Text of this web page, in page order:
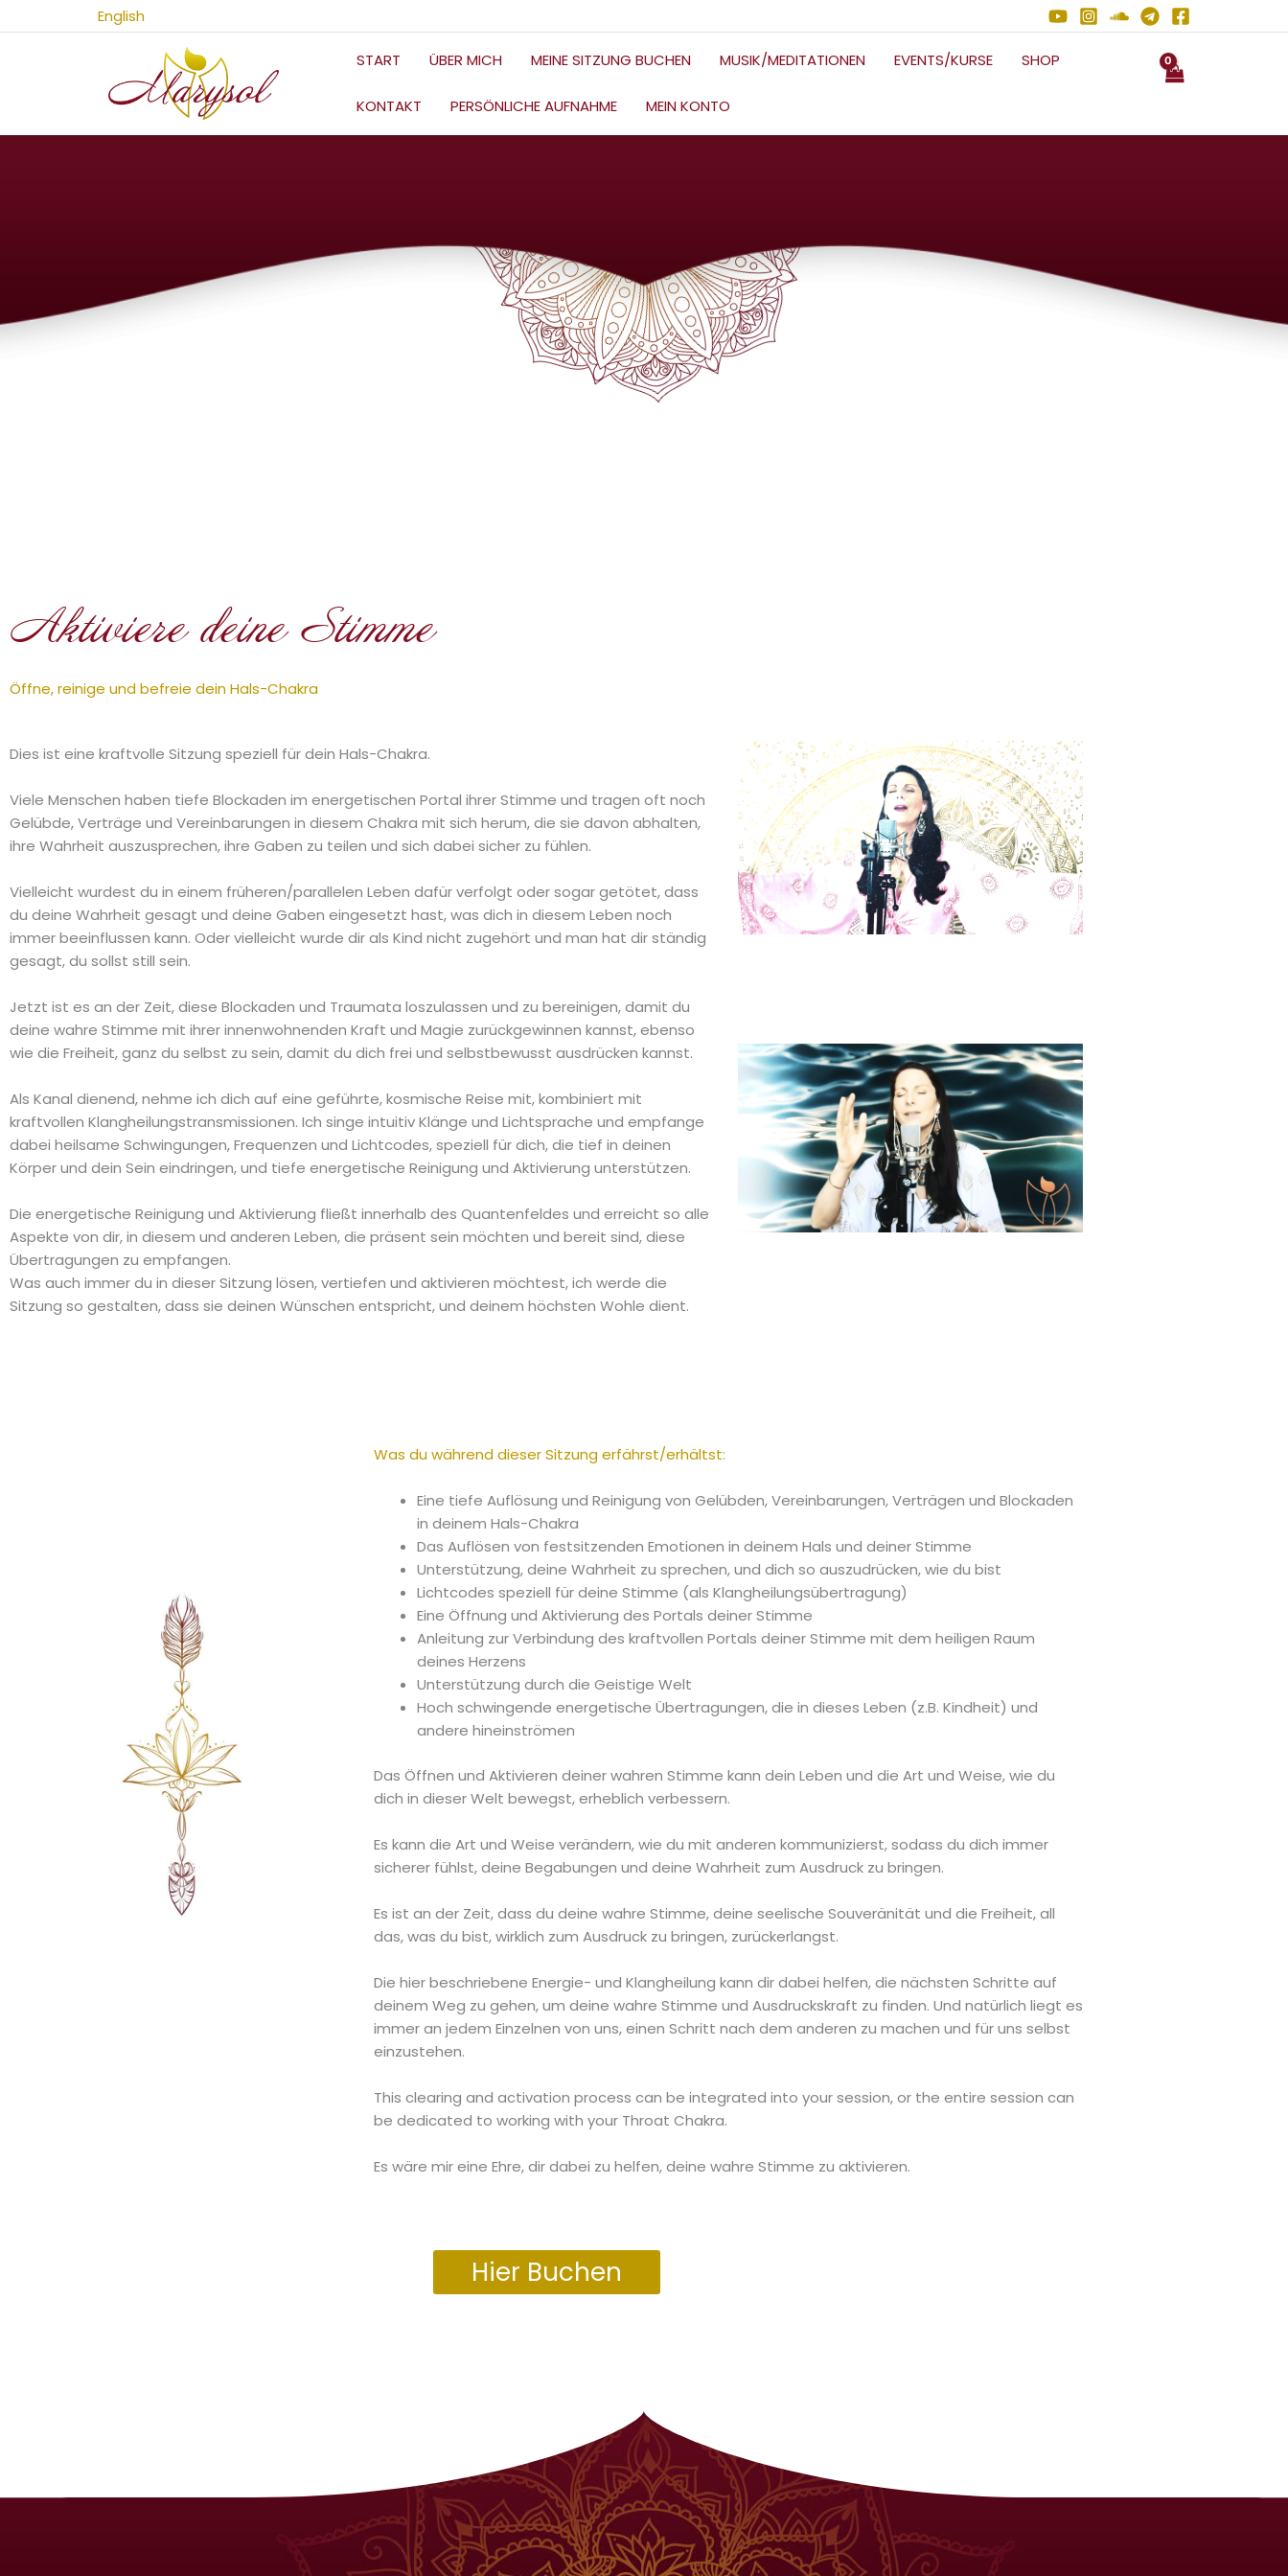
Inhalt
English
START ÜBER MICH MEINE SITZUNG BUCHEN MUSIK/MEDITATIONEN EVENTS/KURSE SHOP
KONTAKT PERSÖNLICHE AUFNAHME MEIN KONTO
Aktiviere deine Stimme
Öffne, reinige und befreie dein Hals-Chakra
Dies ist eine kraftvolle Sitzung speziell für dein Hals-Chakra.
Viele Menschen haben tiefe Blockaden im energetischen Portal ihrer Stimme und tragen oft noch
Gelübde, Verträge und Vereinbarungen in diesem Chakra mit sich herum, die sie davon abhalten,
ihre Wahrheit auszusprechen, ihre Gaben zu teilen und sich dabei sicher zu fühlen.
Vielleicht wurdest du in einem früheren/parallelen Leben dafür verfolgt oder sogar getötet, dass
du deine Wahrheit gesagt und deine Gaben eingesetzt hast, was dich in diesem Leben noch
immer beeinflussen kann. Oder vielleicht wurde dir als Kind nicht zugehört und man hat dir ständig
gesagt, du sollst still sein.
Jetzt ist es an der Zeit, diese Blockaden und Traumata loszulassen und zu bereinigen, damit du
deine wahre Stimme mit ihrer innenwohnenden Kraft und Magie zurückgewinnen kannst, ebenso
wie die Freiheit, ganz du selbst zu sein, damit du dich frei und selbstbewusst ausdrücken kannst.
Als Kanal dienend, nehme ich dich auf eine geführte, kosmische Reise mit, kombiniert mit
kraftvollen Klangheilungstransmissionen. Ich singe intuitiv Klänge und Lichtsprache und empfange
dabei heilsame Schwingungen, Frequenzen und Lichtcodes, speziell für dich, die tief in deinen
Körper und dein Sein eindringen, und tiefe energetische Reinigung und Aktivierung unterstützen.
Die energetische Reinigung und Aktivierung fließt innerhalb des Quantenfeldes und erreicht so alle
Aspekte von dir, in diesem und anderen Leben, die präsent sein möchten und bereit sind, diese
Übertragungen zu empfangen.
Was auch immer du in dieser Sitzung lösen, vertiefen und aktivieren möchtest, ich werde die
Sitzung so gestalten, dass sie deinen Wünschen entspricht, und deinem höchsten Wohle dient.
Was du während dieser Sitzung erfährst/erhältst:
Eine tiefe Auflösung und Reinigung von Gelübden, Vereinbarungen, Verträgen und Blockaden
in deinem Hals-Chakra
Das Auflösen von festsitzenden Emotionen in deinem Hals und deiner Stimme
Unterstützung, deine Wahrheit zu sprechen, und dich so auszudrücken, wie du bist
Lichtcodes speziell für deine Stimme (als Klangheilungsübertragung)
Eine Öffnung und Aktivierung des Portals deiner Stimme
Anleitung zur Verbindung des kraftvollen Portals deiner Stimme mit dem heiligen Raum
deines Herzens
Unterstützung durch die Geistige Welt
Hoch schwingende energetische Übertragungen, die in dieses Leben (z.B. Kindheit) und
andere hineinströmen
Das Öffnen und Aktivieren deiner wahren Stimme kann dein Leben und die Art und Weise, wie du
dich in dieser Welt bewegst, erheblich verbessern.
Es kann die Art und Weise verändern, wie du mit anderen kommunizierst, sodass du dich immer
sicherer fühlst, deine Begabungen und deine Wahrheit zum Ausdruck zu bringen.
Es ist an der Zeit, dass du deine wahre Stimme, deine seelische Souveränität und die Freiheit, all
das, was du bist, wirklich zum Ausdruck zu bringen, zurückerlangst.
Die hier beschriebene Energie- und Klangheilung kann dir dabei helfen, die nächsten Schritte auf
deinem Weg zu gehen, um deine wahre Stimme und Ausdruckskraft zu finden. Und natürlich liegt es
immer an jedem Einzelnen von uns, einen Schritt nach dem anderen zu machen und für uns selbst
einzustehen.
This clearing and activation process can be integrated into your session, or the entire session can
be dedicated to working with your Throat Chakra.
Es wäre mir eine Ehre, dir dabei zu helfen, deine wahre Stimme zu aktivieren.
Hier Buchen